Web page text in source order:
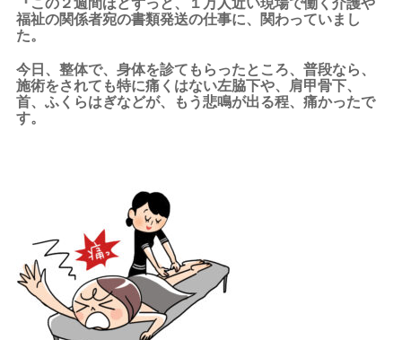
『この２週間ほどずっと、１万人近い現場で働く介護や
福祉の関係者宛の書類発送の仕事に、関わっていまし
た。
今日、整体で、身体を診てもらったところ、普段なら、
施術をされても特に痛くはない左脇下や、肩甲骨下、
首、ふくらはぎなどが、もう悲鳴が出る程、痛かったで
す。